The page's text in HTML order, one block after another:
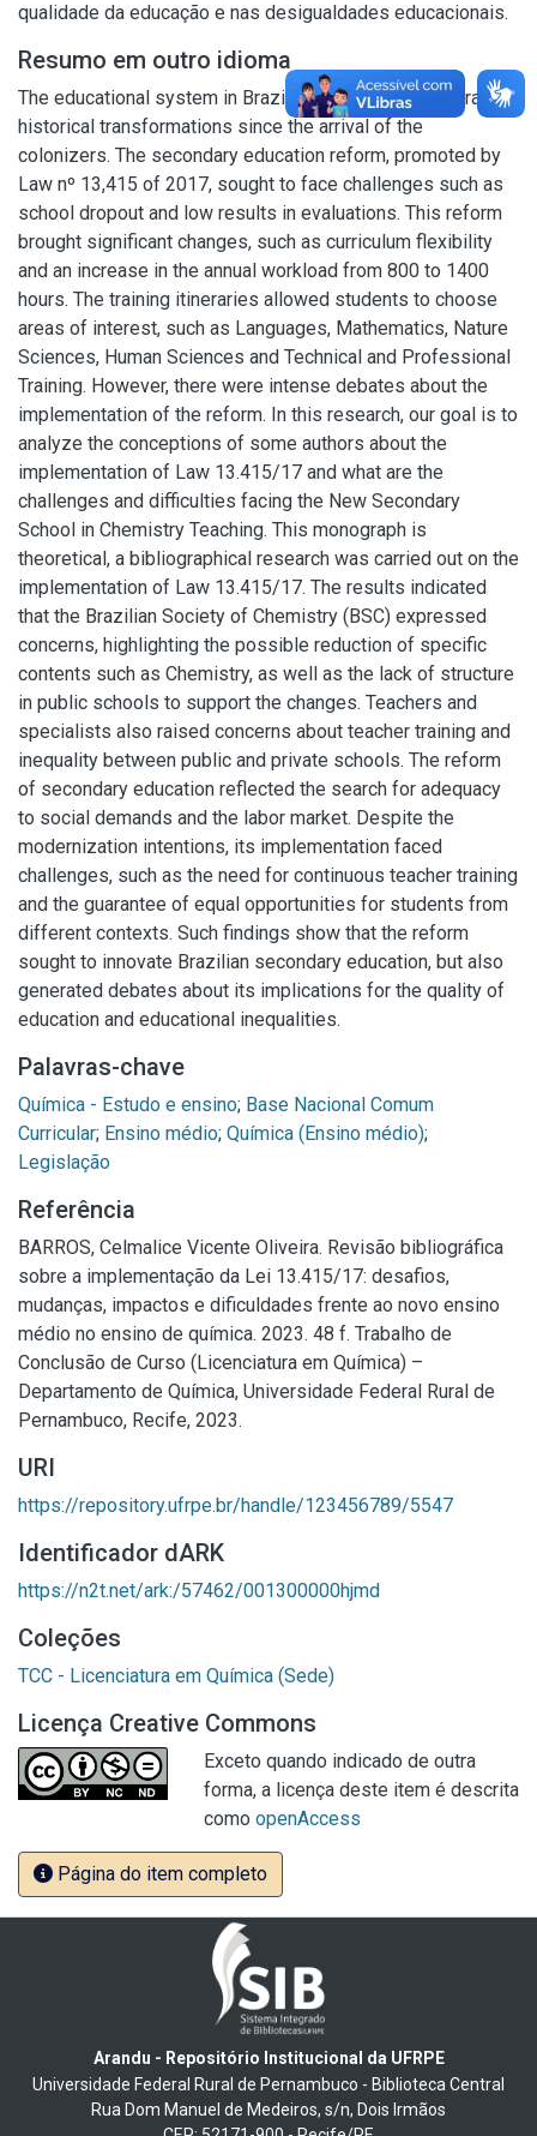
qualidade da educação e nas desigualdades educacionais.
Resumo em outro idioma
The educational system in Brazil has undergone several
historical transformations since the arrival of the
colonizers. The secondary education reform, promoted by
Law nº 13,415 of 2017, sought to face challenges such as
school dropout and low results in evaluations. This reform
brought significant changes, such as curriculum flexibility
and an increase in the annual workload from 800 to 1400
hours. The training itineraries allowed students to choose
areas of interest, such as Languages, Mathematics, Nature
Sciences, Human Sciences and Technical and Professional
Training. However, there were intense debates about the
implementation of the reform. In this research, our goal is to
analyze the conceptions of some authors about the
implementation of Law 13.415/17 and what are the
challenges and difficulties facing the New Secondary
School in Chemistry Teaching. This monograph is
theoretical, a bibliographical research was carried out on the
implementation of Law 13.415/17. The results indicated
that the Brazilian Society of Chemistry (BSC) expressed
concerns, highlighting the possible reduction of specific
contents such as Chemistry, as well as the lack of structure
in public schools to support the changes. Teachers and
specialists also raised concerns about teacher training and
inequality between public and private schools. The reform
of secondary education reflected the search for adequacy
to social demands and the labor market. Despite the
modernization intentions, its implementation faced
challenges, such as the need for continuous teacher training
and the guarantee of equal opportunities for students from
different contexts. Such findings show that the reform
sought to innovate Brazilian secondary education, but also
generated debates about its implications for the quality of
education and educational inequalities.
Palavras-chave
Química - Estudo e ensino; Base Nacional Comum
Curricular; Ensino médio; Química (Ensino médio);
Legislação
Referência
BARROS, Celmalice Vicente Oliveira. Revisão bibliográfica
sobre a implementação da Lei 13.415/17: desafios,
mudanças, impactos e dificuldades frente ao novo ensino
médio no ensino de química. 2023. 48 f. Trabalho de
Conclusão de Curso (Licenciatura em Química) –
Departamento de Química, Universidade Federal Rural de
Pernambuco, Recife, 2023.
URI
https://repository.ufrpe.br/handle/123456789/5547
Identificador dARK
https://n2t.net/ark:/57462/001300000hjmd
Coleções
TCC - Licenciatura em Química (Sede)
Licença Creative Commons
Exceto quando indicado de outra
forma, a licença deste item é descrita
como openAccess
Página do item completo
Arandu - Repositório Institucional da UFRPE
Universidade Federal Rural de Pernambuco - Biblioteca Central
Rua Dom Manuel de Medeiros, s/n, Dois Irmãos